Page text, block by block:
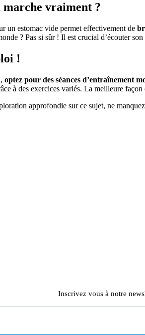
vraiment ?
un estomac vide permet effectivement de
? Pas si sûr ! Il est crucial d’écouter
!
optez pour des séances d’entraînement
à des exercices variés. La meilleure
approfondie sur ce sujet, ne
Inscrivez vous à notre